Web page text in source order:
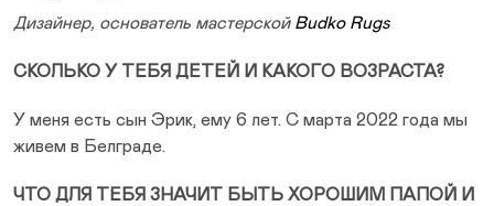
Дизайнер, основатель мастерской Budko Rugs
СКОЛЬКО У ТЕБЯ ДЕТЕЙ И КАКОГО ВОЗРАСТА?
У меня есть сын Эрик, ему 6 лет. С марта 2022 года мы
живем в Белграде.
ЧТО ДЛЯ ТЕБЯ ЗНАЧИТ БЫТЬ ХОРОШИМ ПАПОЙ И